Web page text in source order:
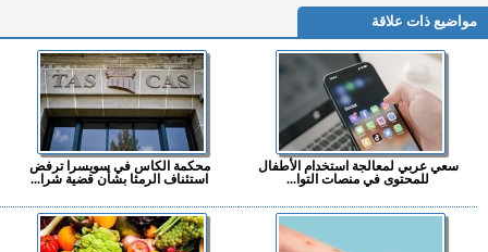
مواضيع ذات علاقة
سعي عربي لمعالجة استخدام الأطفال
للمحتوى في منصات التوا...
محكمة الكاس في سويسرا ترفض
استئناف الرمثا بشأن قضية شرا...